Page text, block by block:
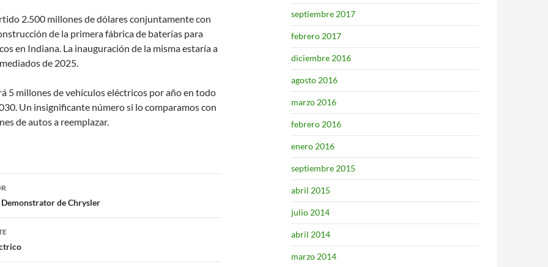
2.500 millones de dólares conjuntamente con
de la primera fábrica de baterías para
en Indiana. La inauguración de la misma estaría a
de 2025.
5 millones de vehículos eléctricos por año en todo
Un insignificante número si lo comparamos con
de autos a reemplazar.
de Chrysler
septiembre 2017
febrero 2017
diciembre 2016
agosto 2016
marzo 2016
febrero 2016
enero 2016
septiembre 2015
abril 2015
julio 2014
abril 2014
marzo 2014